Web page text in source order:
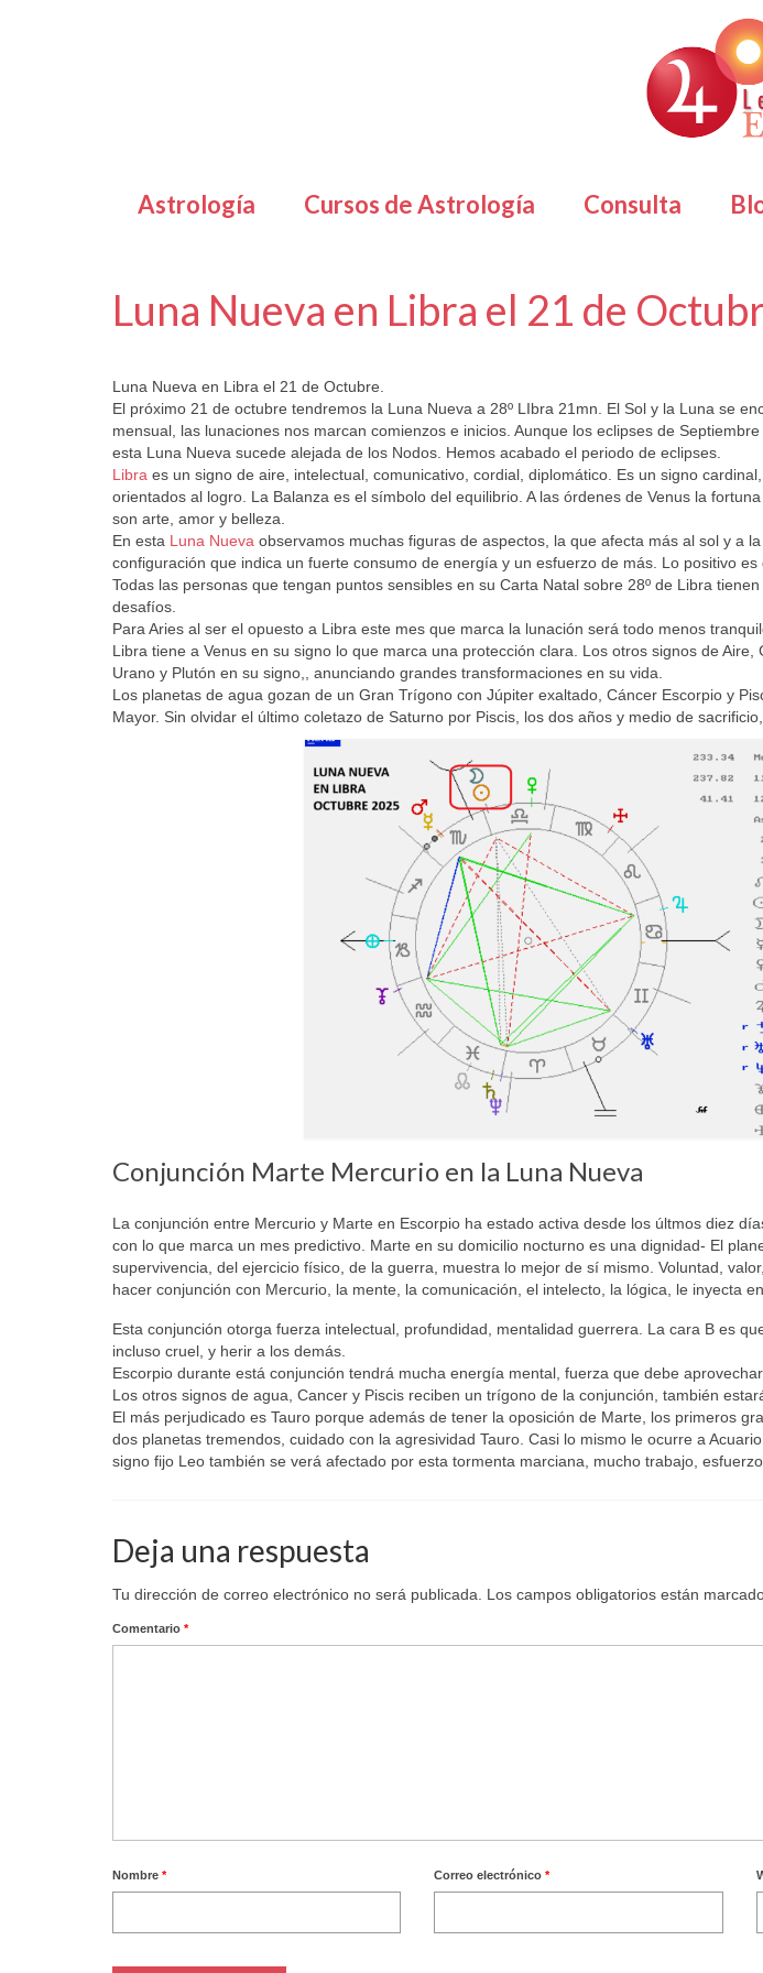
Astrología Cursos de Astrología Consulta
Luna Nueva en Libra el 21 de
Luna Nueva en Libra el 21 de Octubre.
El próximo 21 de octubre tendremos la Luna Nueva a 28º LIbra 21mn. El Sol y la Luna se
mensual, las lunaciones nos marcan comienzos e inicios. Aunque los eclipses de
esta Luna Nueva sucede alejada de los Nodos. Hemos acabado el periodo de eclipses.
Libra es un signo de aire, intelectual, comunicativo, cordial, diplomático. Es un signo
orientados al logro. La Balanza es el símbolo del equilibrio. A las órdenes de Venus la
son arte, amor y belleza.
En esta Luna Nueva observamos muchas figuras de aspectos, la que afecta más al sol y a
configuración que indica un fuerte consumo de energía y un esfuerzo de más. Lo positivo es
Todas las personas que tengan puntos sensibles en su Carta Natal sobre 28º de Libra
desafíos.
Para Aries al ser el opuesto a Libra este mes que marca la lunación será todo menos
Libra tiene a Venus en su signo lo que marca una protección clara. Los otros signos de Aire,
Urano y Plutón en su signo,, anunciando grandes transformaciones en su vida.
Los planetas de agua gozan de un Gran Trígono con Júpiter exaltado, Cáncer Escorpio y
Mayor. Sin olvidar el último coletazo de Saturno por Piscis, los dos años y medio de
Conjunción Marte Mercurio en la Luna Nueva
La conjunción entre Mercurio y Marte en Escorpio ha estado activa desde los últmos diez
con lo que marca un mes predictivo. Marte en su domicilio nocturno es una dignidad- El
supervivencia, del ejercicio físico, de la guerra, muestra lo mejor de sí mismo. Voluntad,
hacer conjunción con Mercurio, la mente, la comunicación, el intelecto, la lógica, le inyecta
Esta conjunción otorga fuerza intelectual, profundidad, mentalidad guerrera. La cara B es
incluso cruel, y herir a los demás.
Escorpio durante está conjunción tendrá mucha energía mental, fuerza que debe aprovechar.
Los otros signos de agua, Cancer y Piscis reciben un trígono de la conjunción, también
El más perjudicado es Tauro porque además de tener la oposición de Marte, los primeros
dos planetas tremendos, cuidado con la agresividad Tauro. Casi lo mismo le ocurre a
signo fijo Leo también se verá afectado por esta tormenta marciana, mucho trabajo,
Deja una respuesta
Tu dirección de correo electrónico no será publicada. Los campos obligatorios están
Comentario *
Nombre * Correo electrónico*